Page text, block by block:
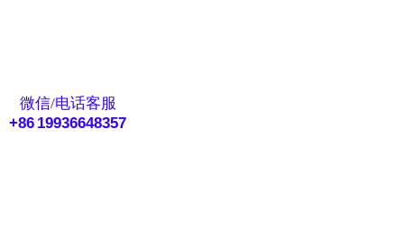
微信/电话客服
+86 19936648357